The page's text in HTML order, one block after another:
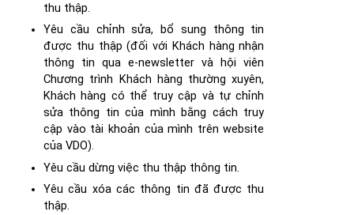
thu thập.
Yêu cầu chỉnh sửa, bổ sung thông tin
được thu thập (đối với Khách hàng nhận
thông tin qua e-newsletter và hội viên
Chương trình Khách hàng thường xuyên,
Khách hàng có thể truy cập và tự chỉnh
sửa thông tin của mình bằng cách truy
cập vào tài khoản của mình trên website
của VDO).
Yêu cầu dừng việc thu thập thông tin.
Yêu cầu xóa các thông tin đã được thu
thập.